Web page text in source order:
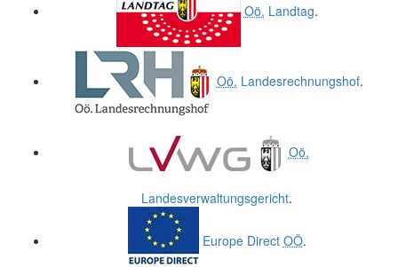
Oö. Landtag.
Oö. Landesrechnungshof.
Oö.
Landesverwaltungsgericht.
Europe Direct OÖ.